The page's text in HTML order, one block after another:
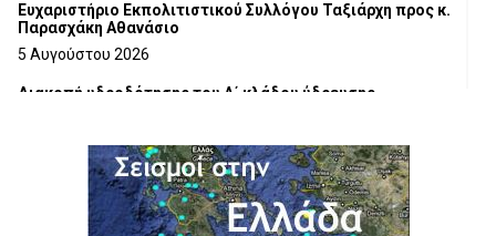
Ευχαριστήριο Εκπολιτιστικού Συλλόγου Ταξιάρχη προς κ.
Παρασχάκη Αθανάσιο
5 Αυγούστου 2026
Διακοπή υδροδότησης του Α΄ κλάδου ύδρευσης
Η Marseaux στα Γρεβενά για μια μοναδική συναυλία
5 Αυγούστου 2026
Θερινό Σινεμά στο πλαίσιο του «Πολιτιστικού